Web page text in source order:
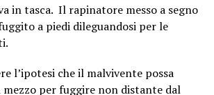
in tasca. Il rapinatore messo a segno
a piedi dileguandosi per le
l’ipotesi che il malvivente possa
mezzo per fuggire non distante dal